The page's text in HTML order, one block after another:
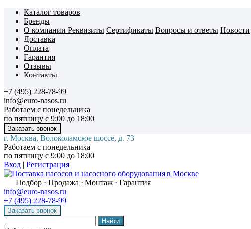
Каталог товаров
Бренды
О компании Реквизиты Сертификаты Вопросы и ответы Новости
Доставка
Оплата
Гарантия
Отзывы
Контакты
+7 (495) 228-78-99
info@euro-nasos.ru
Работаем с понедельника
по пятницу с 9:00 до 18:00
г. Москва, Волоколамское шоссе, д. 73
Работаем с понедельника
по пятницу с 9:00 до 18:00
Вход | Регистрация
Подбор · Продажа · Монтаж · Гарантия
info@euro-nasos.ru
+7 (495) 228-78-99